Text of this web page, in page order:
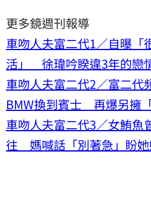
更多鏡週刊報導
車吻人夫富二代1／自曝「
活」 徐瑋吟睽違3年的戀
車吻人夫富二代2／富二代
BMW換到賓士 再爆另擁「
車吻人夫富二代3／女鮪魚
往 媽喊話「別著急」盼